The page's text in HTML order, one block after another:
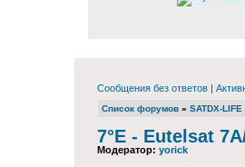
Сообщения без ответов |
Список форумов » SATDX-
7°E - Eutelsat
Модератор: yorick